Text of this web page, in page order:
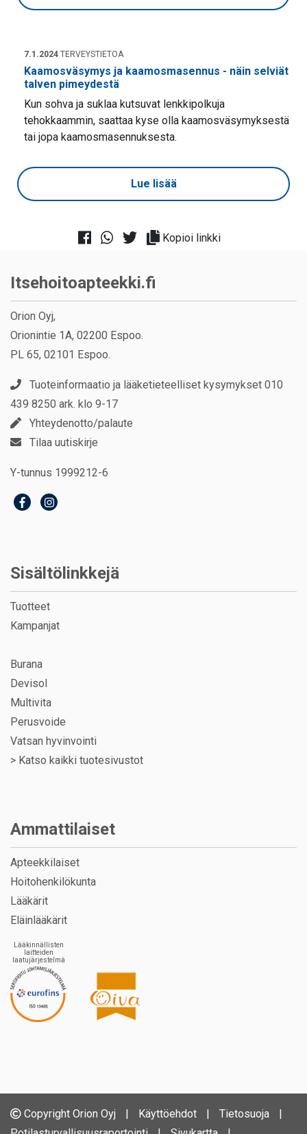
7.1.2024 TERVEYSTIETOA
Kaamosväsymys ja kaamosmasennus - näin selviät
talven pimeydestä
Kun sohva ja suklaa kutsuvat lenkkipolkuja
tehokkaammin, saattaa kyse olla kaamosväsymyksestä
tai jopa kaamosmasennuksesta.
Lue lisää
Kopioi linkki
Itsehoitoapteekki.fi
Orion Oyj,
Orionintie 1A, 02200 Espoo.
PL 65, 02101 Espoo.
Tuoteinformaatio ja lääketieteelliset kysymykset 010
439 8250 ark. klo 9-17
Yhteydenotto/palaute
Tilaa uutiskirje
Y-tunnus 1999212-6
Sisältölinkkejä
Tuotteet
Kampanjat
Burana
Devisol
Multivita
Perusvoide
Vatsan hyvinvointi
> Katso kaikki tuotesivustot
Ammattilaiset
Apteekkilaiset
Hoitohenkilökunta
Lääkärit
Eläinlääkärit
Lääkinnällisten
laitteiden
laatujärjestelmä
Copyright Orion Oyj | Käyttöehdot | Tietosuoja
|